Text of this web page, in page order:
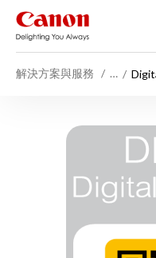
解決方案與服務 …